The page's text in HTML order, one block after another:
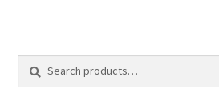
Search
Search